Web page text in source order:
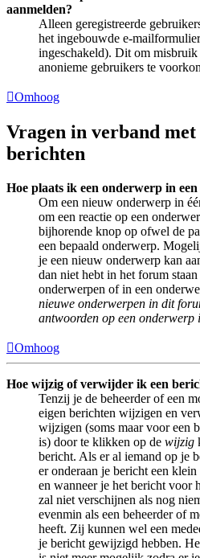
aanmelden?
Alleen geregistreerde
het ingebouwde e-
ingeschakeld). Dit om
anonieme gebruikers te
Omhoog
Vragen in verband
berichten
Hoe plaats ik een onderwerp in
Om een nieuw onderwerp in
om een reactie op een
bijhorende knop op ofwel de
een bepaald onderwerp.
je een nieuw onderwerp kan
dan niet hebt in het forum
onderwerpen of in een
nieuwe onderwerpen in dit
antwoorden op een onderwerp
Omhoog
Hoe wijzig of verwijder ik een
Tenzij je de beheerder of een
eigen berichten wijzigen en
wijzigen (soms maar voor een
is) door te klikken op de wijzig
bericht. Als er al iemand op je
er onderaan je bericht een
en wanneer je het bericht voor
zal niet verschijnen als nog
evenmin als een beheerder of
heeft. Zij kunnen wel een
je bericht gewijzigd hebben.